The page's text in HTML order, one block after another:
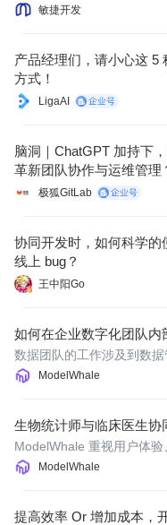
敏捷开发
产品经理们，请小心这 5
方式！
LigaAI
脑洞｜ChatGPT 加持下
革新团队协作与运维管理
极狐GitLab
协同开发时，如何科学的
线上 bug？
王中阳Go
如何在企业数字化团队内
与成果可复现
ModelWhale
数据团队的工作涉及到数
众多要素，若缺乏明确的
析。
生物统计师与临床医生协
科学 x 临床医学
ModelWhale
ModelWhale 重视用户体验
究和临床实践提供工具支持
提高效率 Or 增加成本，